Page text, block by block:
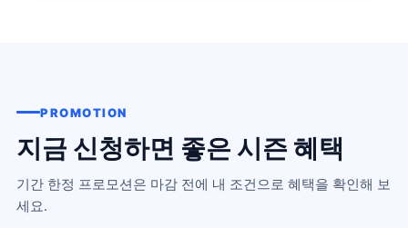
PROMOTION
지금 신청하면 좋은 시즌 혜택
기간 한정 프로모션은 마감 전에 내 조건으로 혜택을 확인해 보
세요.